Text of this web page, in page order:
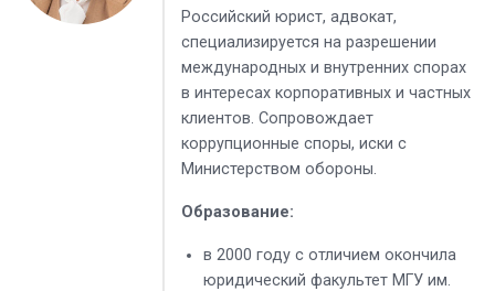
Российский юрист, адвокат,
специализируется на разрешении
международных и внутренних спорах
в интересах корпоративных и частных
клиентов. Сопровождает
коррупционные споры, иски с
Министерством обороны.
Образование:
в 2000 году с отличием окончила
юридический факультет МГУ им.